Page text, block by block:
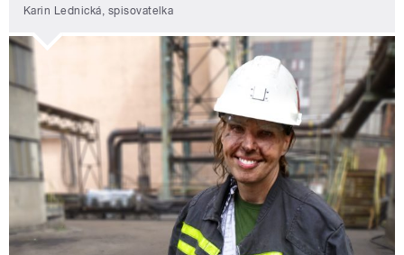
Karin Lednická, spisovatelka